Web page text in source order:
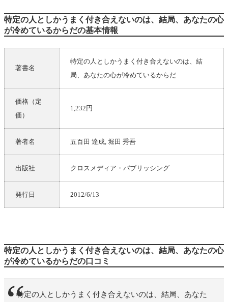
特定の人としかうまく付き合えないのは、結局、あなたの心
が冷めているからだの基本情報
著書名
特定の人としかうまく付き合えないのは、結
局、あなたの心が冷めているからだ
価格（定
価）
1,232円
著者名 五百田 達成 堀田 秀吾
出版社 クロスメディア・パブリッシング
発行日 2012/6/13
特定の人としかうまく付き合えないのは、結局、あなたの心
が冷めているからだの口コミ
特定の人としかうまく付き合えないのは、結局、あなた